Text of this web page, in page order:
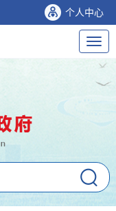
个人中心
导
航